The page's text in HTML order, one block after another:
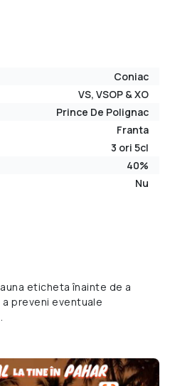
Coniac
VS, VSOP & XO
Prince De Polignac
Franta
3 ori 5cl
40%
Nu
eticheta înainte de a
preveni eventuale